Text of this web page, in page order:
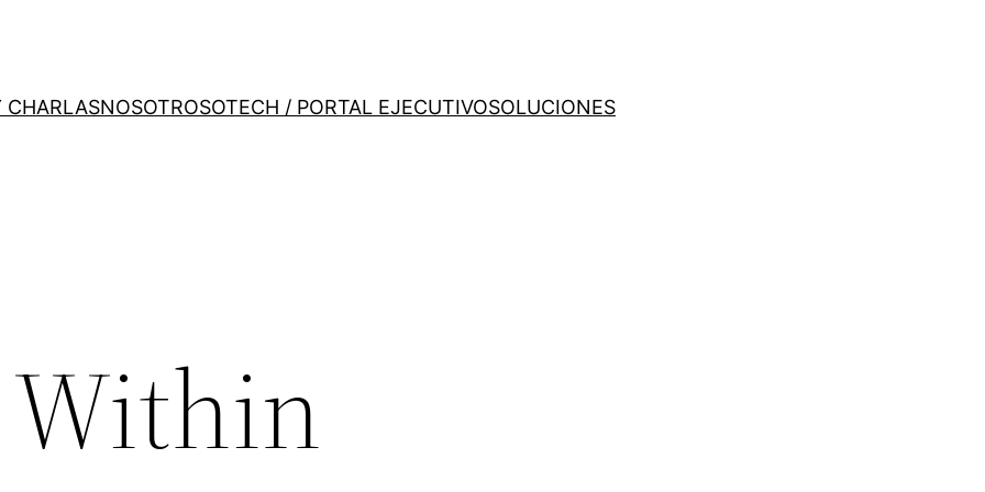
CHARLASNOSOTROSOTECH / PORTAL EJECUTIVOSOLUCIONES